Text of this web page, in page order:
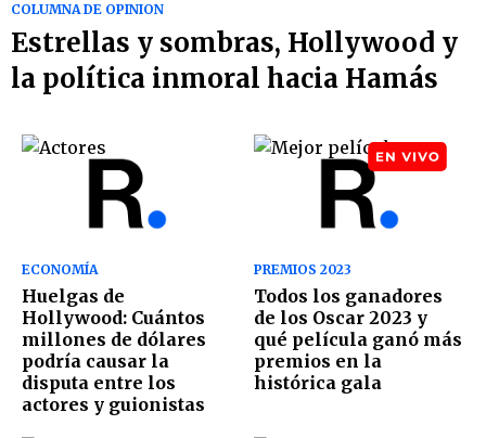
COLUMNA DE OPINION
Estrellas y sombras, Hollywood y
la política inmoral hacia Hamás
ECONOMÍA
Huelgas de
Hollywood: Cuántos
millones de dólares
podría causar la
disputa entre los
actores y guionistas
PREMIOS 2023
Todos los ganadores
de los Oscar 2023 y
qué película ganó más
premios en la
histórica gala